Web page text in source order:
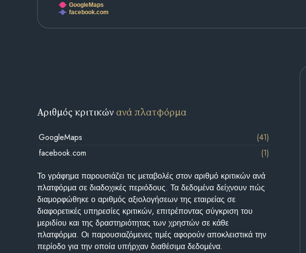
GoogleMaps
facebook.com
Αριθμός κριτικών ανά πλατφόρμα
GoogleMaps
(41)
facebook.com
(1)
Το γράφημα παρουσιάζει τις μεταβολές στον αριθμό κριτικών ανά
πλατφόρμα σε διαδοχικές περιόδους. Τα δεδομένα δείχνουν πώς
διαμορφώθηκε ο αριθμός αξιολογήσεων της εταιρείας σε
διαφορετικές υπηρεσίες κριτικών, επιτρέποντας σύγκριση του
μεριδίου και της δραστηριότητας των χρηστών σε κάθε
πλατφόρμα. Οι παρουσιαζόμενες τιμές αφορούν αποκλειστικά την
περίοδο για την οποία υπήρχαν διαθέσιμα δεδομένα.